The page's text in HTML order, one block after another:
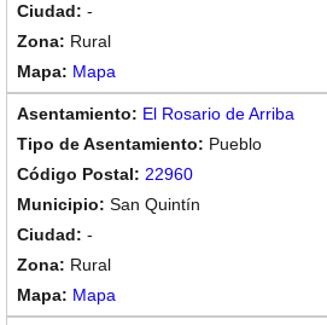
-
Rural
Mapa
El Rosario de Arriba
Pueblo
22960
San Quintín
-
Rural
Mapa